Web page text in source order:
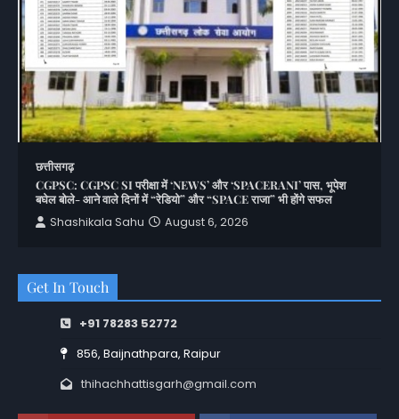
छत्तीसगढ़
CGPSC: CGPSC SI परीक्षा में ‘NEWS’ और ‘SPACERANI’ पास, भूपेश
बघेल बोले- आने वाले दिनों में “रेडियो” और “SPACE राजा” भी होंगे सफल
Shashikala Sahu
August 6, 2026
Get In Touch
+91 78283 52772
856, Baijnathpara, Raipur
thihachhattisgarh@gmail.com